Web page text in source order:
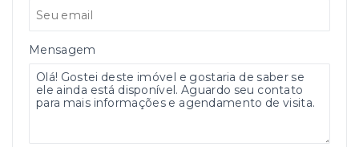
Mensagem